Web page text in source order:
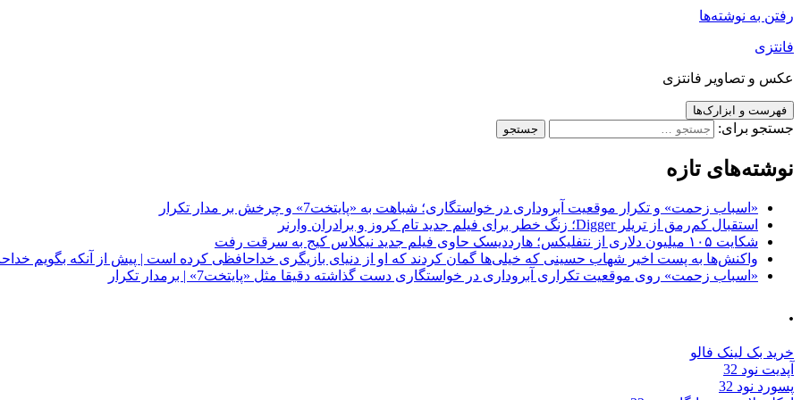
رفتن به نوشته‌ها
فانتزی
عکس و تصاویر فانتزی
فهرست و ابزارک‌ها
جستجو برای:
نوشته‌های تازه
«اسباب زحمت» و تکرار موقعیت آبروداری در خواستگاری؛ شباهت به «پایتخت7» و چرخش بر مدار تکرار
استقبال کم‌رمق از تریلر Digger؛ زنگ خطر برای فیلم جدید تام کروز و برادران وارنر
شکایت ۱۰۵ میلیون دلاری از نتفلیکس؛ هارددیسک حاوی فیلم جدید نیکلاس کیج به سرقت رفت
واکنش‌ها به پست اخیر شهاب حسینی که خیلی‌ها گمان کردند که او از دنیای بازیگری خداحافظی کرده است | پیش از آنکه بگویم
«اسباب زحمت» روی موقعیت تکراری آبروداری در خواستگاری دست گذاشته دقیقا مثل «پایتخت7» | برمدار تکرار
.
خرید بک لینک فالو
آپدیت نود 32
پسورد نود 32